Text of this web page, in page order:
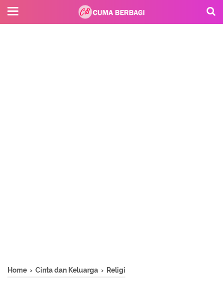
Home › Cinta dan Keluarga › Religi